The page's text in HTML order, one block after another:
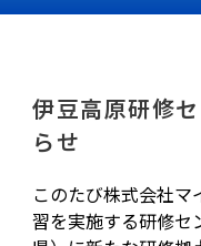
トップページ
お知らせ
特定技能外
伊豆高原研修
らせ
このたび株式会社
習を実施する研修セ